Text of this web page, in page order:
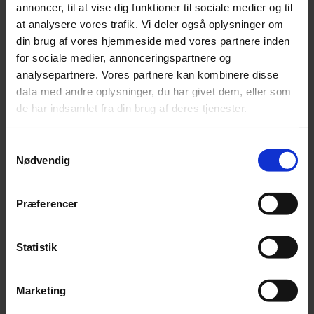
annoncer, til at vise dig funktioner til sociale medier og til
at analysere vores trafik. Vi deler også oplysninger om
din brug af vores hjemmeside med vores partnere inden
for sociale medier, annonceringspartnere og
analysepartnere. Vores partnere kan kombinere disse
data med andre oplysninger, du har givet dem, eller som
de har indsamlet fra din brug af deres tjenester.
Nødvendig
Præferencer
Statistik
Marketing
og skal der afregnes moms af medarbejdernes
betaling?
Ovenstående spørgsmål er belyst i denne
publikation og illustreret med eksempler.
Publikationen er opdateret pr. februar 2026.
Download publikationen
hvis du har spørgsmål eller ønsker hjælp til konkrete
problemstillinger og opgørelser.